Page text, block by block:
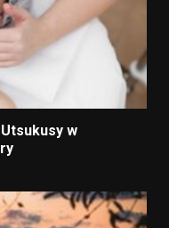
w